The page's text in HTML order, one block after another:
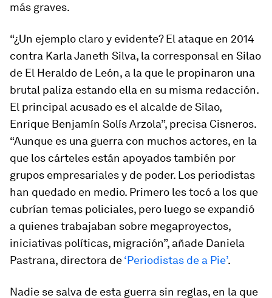
más graves.
“¿Un ejemplo claro y evidente? El ataque en 2014
contra Karla Janeth Silva, la corresponsal en Silao
de El Heraldo de León, a la que le propinaron una
brutal paliza estando ella en su misma redacción.
El principal acusado es el alcalde de Silao,
Enrique Benjamín Solís Arzola”, precisa Cisneros.
“Aunque es una guerra con muchos actores, en la
que los cárteles están apoyados también por
grupos empresariales y de poder. Los periodistas
han quedado en medio. Primero les tocó a los que
cubrían temas policiales, pero luego se expandió
a quienes trabajaban sobre megaproyectos,
iniciativas políticas, migración”, añade Daniela
Pastrana, directora de‘Periodistas de a Pie’.
Nadie se salva de esta guerra sin reglas, en la que